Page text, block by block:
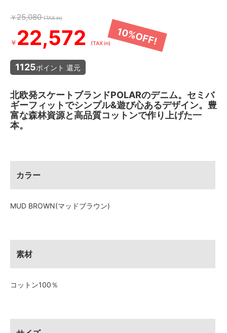
￥25,080(TAX in)
￥ 22,572 (TAX in) 10%OFF!
1125ポイント 還元
北欧発スケートブランドPOLARのデニム。セミバ
ギーフィットでシンプル&遊び心あるデザイン。豊
富な森林資源と高品質コットンで作り上げた一
本。
カラー
MUD BROWN(マッドブラウン)
素材
コットン100％